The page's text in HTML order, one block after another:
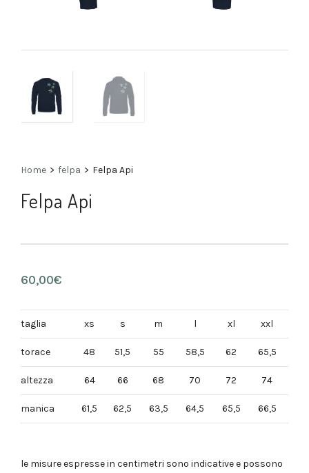
Home > felpa > Felpa Api
Felpa Api
60,00€
taglia xs s m l xl xxl
torace 48 51,5 55 58,5 62 65,5
altezza 64 66 68 70 72 74
manica 61,5 62,5 63,5 64,5 65,5 66,5
le misure espresse in centimetri sono indicative e possono